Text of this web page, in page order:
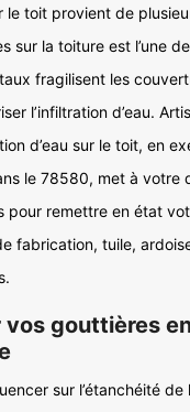
le toit provient de
sur la toiture est l’une
fragilisent les
l’infiltration d’eau.
d’eau sur le toit, en
le 78580, met à votre
pour remettre en état
fabrication, tuile,
gouttières
sur l’étanchéité de